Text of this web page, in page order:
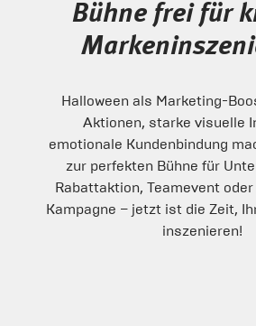
Bühne frei für
Halloween als Marketing-
Aktionen, starke visuelle
emotionale Kundenbindung
zur perfekten Bühne für
Rabattaktion, Teamevent
Kampagne – jetzt ist die Zeit,
inszenieren!